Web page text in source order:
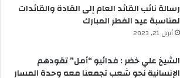
رسالة نائب القائد العام إلى القادة والقائدات
لمناسبة عيد الفطر المبارك
أبريل 21, 2023
الشيخ علي خضر : فدائيو “أمل” تقودهم
الإنسانية نحو شعب تجمعنا معه وحدة المسار